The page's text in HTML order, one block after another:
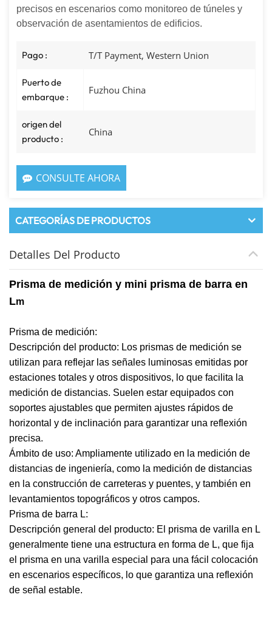
precisos en escenarios como monitoreo de túneles y
observación de asentamientos de edificios.
Pago : T/T Payment, Western Union
Puerto de
embarque :
Fuzhou China
origen del
producto :
China
CONSULTE AHORA
CATEGORÍAS DE PRODUCTOS
Detalles Del Producto
Prisma de medición y mini prisma de barra en
Lm
Prisma de medición:
Descripción del producto: Los prismas de medición se
utilizan para reflejar las señales luminosas emitidas por
estaciones totales y otros dispositivos, lo que facilita la
medición de distancias. Suelen estar equipados con
soportes ajustables que permiten ajustes rápidos de
horizontal y de inclinación para garantizar una reflexión
precisa.
Ámbito de uso: Ampliamente utilizado en la medición de
distancias de ingeniería, como la medición de distancias
en la construcción de carreteras y puentes, y también en
levantamientos topográficos y otros campos.
Prisma de barra L:
Descripción general del producto: El prisma de varilla en L
generalmente tiene una estructura en forma de L, que fija
el prisma en una varilla especial para una fácil colocación
en escenarios específicos, lo que garantiza una reflexión
de señal estable.